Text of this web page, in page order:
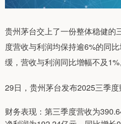
贵州茅台交上了一份整体稳健的
度营收与利润均保持逾6%的同
缓，营收与利润同比增幅不及1%
29日，贵州茅台发布2025三季
财务表现：第三季度营收为